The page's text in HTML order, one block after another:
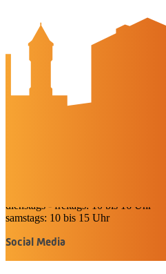
Wir über uns
Peine-erleben.de
Kontakt
31224 Peine
05171-545556
dienstags - freitags: 10 bis 16 Uhr
samstags: 10 bis 15 Uhr
Social Media